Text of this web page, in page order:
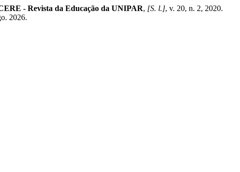
- Revista da Educação da UNIPAR, [S. l.], v. 20, n. 2, 2020.
2026.